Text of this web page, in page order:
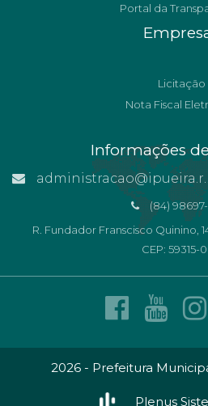
Portal da
Licitação
Nota Fiscal
Informações
administracao@ipueira.rn.gov.br
(84)
R. Fundador Franscisco Quinino,
CEP: 59315-
2026 - Prefeitura
Plenus